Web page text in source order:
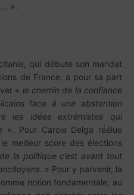
.. ».
qui débute son mandat
de France, a pour sa part
« le chemin de la confiance
face à une abstention
les idées extrémistes qui
». Pour Carole Delga réélue
meilleur score des élections
la politique c’est avant tout
» Pour y parvenir, la
notion fondamentale, au